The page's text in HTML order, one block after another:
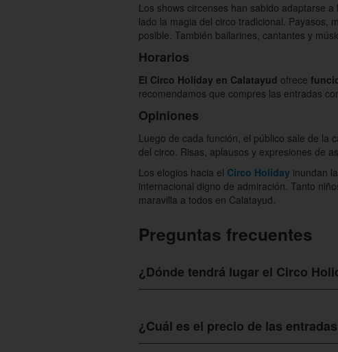
Los shows circenses han sabido adaptarse
lado la magia del circo tradicional. Payasos,
posible. También bailarines, cantantes y
Horarios
El Circo Holiday en Calatayud ofrece
recomendamos que compres las entradas
Opiniones
Luego de cada función, el público sale de la
del circo. Risas, aplausos y expresiones de
Los elogios hacia el Circo Holiday inundan
internacional digno de admiración. Tanto
maravilla a todos en Calatayud.
Preguntas frecuentes
¿Dónde tendrá lugar el Circo
interactivo donde puedes ver la localización
principales vías de acceso en coche y las
¿Cuál es el precio de las